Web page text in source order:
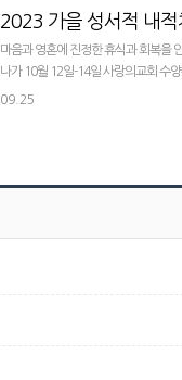
2023 가을 성서적 내적
마음과 영혼에 진정한 휴식과 회복을
나가 10월 12일-14일 사랑의교회 수
다. 1992년 11월 한국교회 최초로 시
09.25